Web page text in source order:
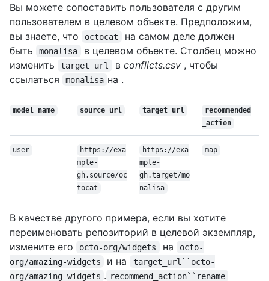
Вы можете сопоставить пользователя с другим
пользователем в целевом объекте. Предположим,
вы знаете, что
octocat
на самом деле должен
быть
monalisa
в целевом объекте. Столбец можно
изменить
target_url в conflicts.csv, чтобы
ссылаться
monalisa на .
model_name source_url target_url
recommended
_action
user
https://exa
mple-
gh.source/oc
tocat
https://exa
mple-
gh.target/mo
nalisa
map
В качестве другого примера, если вы хотите
переименовать репозиторий в целевой экземпляр,
измените его
octo-org/widgets на
octo-
org/amazing-widgets
и на
target_url``octo-
org/amazing-widgets . recommend_action``rename